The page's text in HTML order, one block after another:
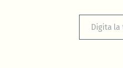
Digita la tua e-mail...